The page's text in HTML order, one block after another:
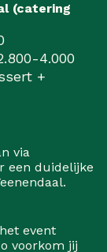
(catering
4.000
+
via
een duidelijke
event
voorkom jij